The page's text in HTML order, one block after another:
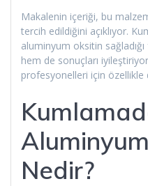
Makalenin içeriği, bu
tercih edildiğini açıklıyor.
aluminyum oksitin
hem de sonuçları
profesyonelleri için özellikle
Nedir?